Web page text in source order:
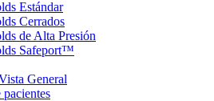
Estándar
Cerrados
de Alta Presión
Safeport™
General